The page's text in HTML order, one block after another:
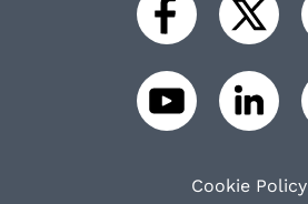
Cookie Policy